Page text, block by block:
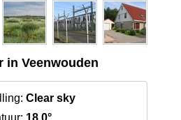
in Veenwouden
Clear sky